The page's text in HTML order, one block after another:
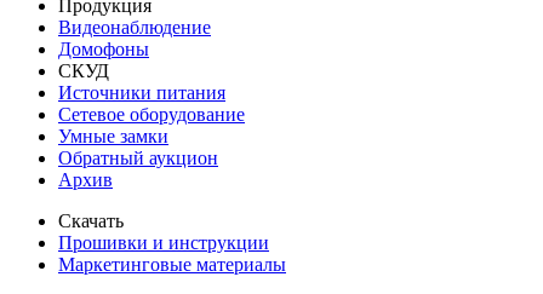
Продукция
Видеонаблюдение
Домофоны
СКУД
Источники питания
Сетевое оборудование
Умные замки
Обратный аукцион
Архив
Скачать
Прошивки и инструкции
Маркетинговые материалы